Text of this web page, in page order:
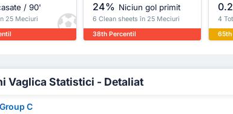
/ 90'
25 Meciuri
24% Niciun gol primit
6 Clean sheets în 25 Meciuri
38th Percentil
4
65th
Vaglica Statistici - Detaliat
C